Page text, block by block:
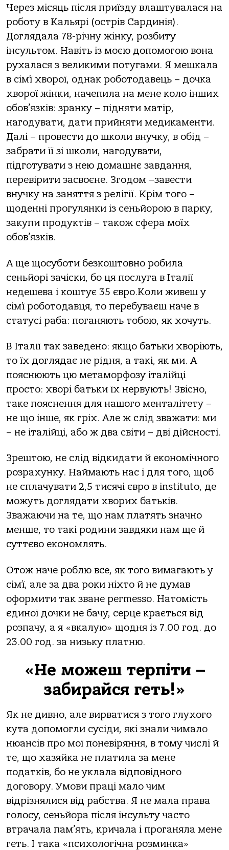
Через місяць після приїзду влаштувалася на
роботу в Кальярі (острів Сардинія).
Доглядала 78-річну жінку, розбиту
інсультом. Навіть із моєю допомогою вона
рухалася з великими потугами. Я мешкала
в сім’ї хворої, однак роботодавець – дочка
хворої жінки, начепила на мене коло інших
обов’язків: зранку – підняти матір,
нагодувати, дати прийняти медикаменти.
Далі – провести до школи внучку, в обід –
забрати її зі школи, нагодувати,
підготувати з нею домашнє завдання,
перевірити засвоєне. Згодом –завести
внучку на заняття з релігії. Крім того –
щоденні прогулянки із сеньйорою в парку,
закупи продуктів – також сфера моїх
обов’язків.
А ще щосуботи безкоштовно робила
сеньйорі зачіски, бо ця послуга в Італії
недешева і коштує 35 євро.Коли живеш у
сім’ї роботодавця, то перебуваєш наче в
статусі раба: поганяють тобою, як хочуть.
В Італії так заведено: якщо батьки хворіють,
то їх доглядає не рідня, а такі, як ми. А
пояснюють цю метаморфозу італійці
просто: хворі батьки їх нервують! Звісно,
таке пояснення для нашого менталітету –
не що інше, як гріх. Але ж слід зважати: ми
– не італійці, або ж два світи – дві дійсності.
Зрештою, не слід відкидати й економічного
розрахунку. Наймають нас і для того, щоб
не сплачувати 2,5 тисячі євро в instituto, де
можуть доглядати хворих батьків.
Зважаючи на те, що нам платять значно
менше, то такі родини завдяки нам ще й
суттєво економлять.
Отож наче роблю все, як того вимагають у
сім’ї, але за два роки ніхто й не думав
оформити так зване permesso. Натомість
єдиної дочки не бачу, серце крається від
розпачу, а я «вкалую» щодня із 7.00 год. до
23.00 год. за низьку платню.
«Не можеш терпіти –
забирайся геть!»
Як не дивно, але вирватися з того глухого
кута допомогли сусіди, які знали чимало
нюансів про мої поневіряння, в тому числі й
те, що хазяйка не платила за мене
податків, бо не уклала відповідного
договору. Умови праці мало чим
відрізнялися від рабства. Я не мала права
голосу, сеньйора після інсульту часто
втрачала пам’ять, кричала і проганяла мене
геть. І така «психологічна розминка»